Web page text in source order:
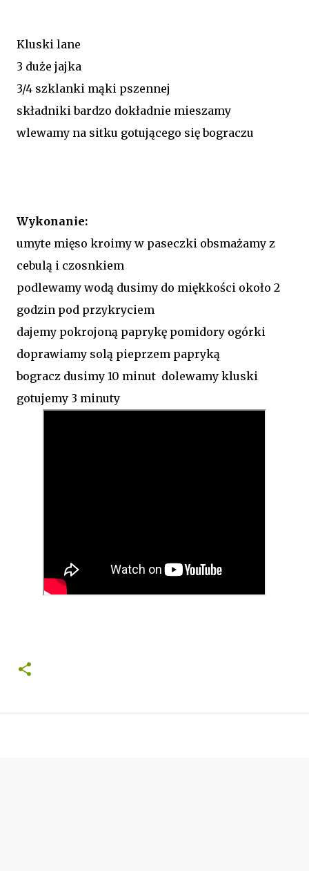
Kluski lane
3 duże jajka
3/4 szklanki mąki pszennej
składniki bardzo dokładnie mieszamy
wlewamy na sitku gotującego się bograczu
Wykonanie:
umyte mięso kroimy w paseczki obsmażamy z
cebulą i czosnkiem
podlewamy wodą dusimy do miękkości około 2
godzin pod przykryciem
dajemy pokrojoną paprykę pomidory ogórki
doprawiamy solą pieprzem papryką
bogracz dusimy 10 minut dolewamy kluski
gotujemy 3 minuty